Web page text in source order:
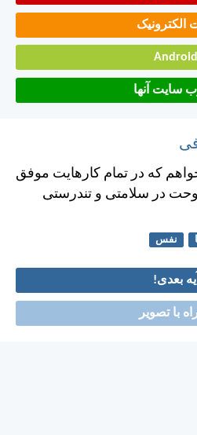
الکترونیک
Android
سایت آنها
كه در تمام كارهايت موفق
در سلامتی و تندرستی
نفس
بعدی!
با تصویر